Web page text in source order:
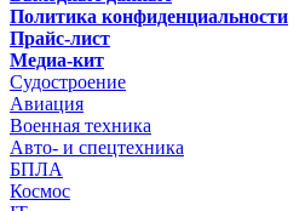
Политика конфиденциальности
Прайс-лист
Медиа-кит
Судостроение
Авиация
Военная техника
Авто- и спецтехника
БПЛА
Космос